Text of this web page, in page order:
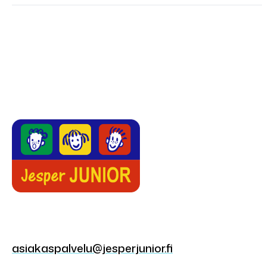
asiakaspalvelu@jesperjunior.fi